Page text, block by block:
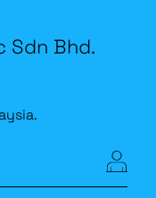
Sdn Bhd.